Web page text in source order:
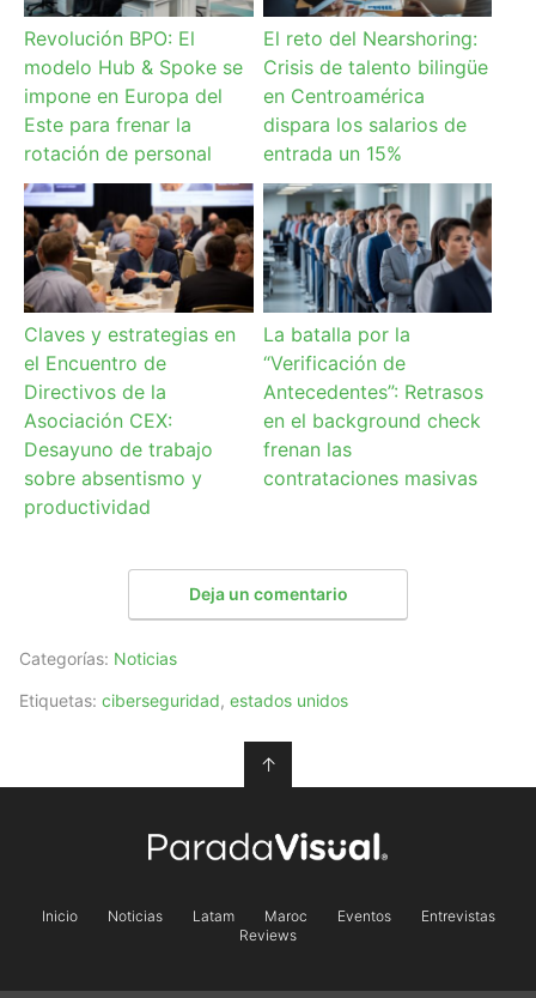
Revolución BPO: El
modelo Hub & Spoke se
impone en Europa del
Este para frenar la
rotación de personal
El reto del Nearshoring:
Crisis de talento bilingüe
en Centroamérica
dispara los salarios de
entrada un 15%
Claves y estrategias en
el Encuentro de
Directivos de la
Asociación CEX:
Desayuno de trabajo
sobre absentismo y
productividad
La batalla por la
“Verificación de
Antecedentes”: Retrasos
en el background check
frenan las
contrataciones masivas
Deja un comentario
Categorías: Noticias
Etiquetas: ciberseguridad, estados unidos
↑
Inicio Noticias Latam Maroc Eventos
Entrevistas
Reviews